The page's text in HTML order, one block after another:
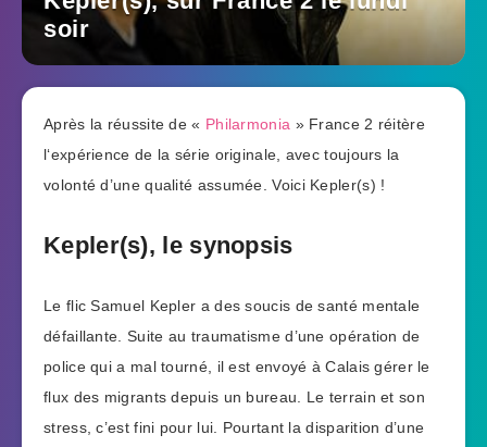
soir
Après la réussite de « Philarmonia » France 2 réitère
l‘expérience de la série originale, avec toujours la
volonté d’une qualité assumée. Voici Kepler(s) !
Kepler(s), le synopsis
Le flic Samuel Kepler a des soucis de santé mentale
défaillante. Suite au traumatisme d’une opération de
police qui a mal tourné, il est envoyé à Calais gérer le
flux des migrants depuis un bureau. Le terrain et son
stress, c’est fini pour lui. Pourtant la disparition d’une